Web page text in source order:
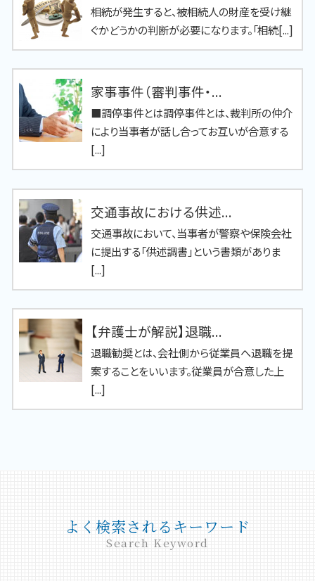
相続が発生すると、被相続人の財産を受け継
ぐかどうかの判断が必要になります。「相続[...]
家事事件（審判事件・...
■調停事件とは調停事件とは、裁判所の仲介
により当事者が話し合ってお互いが合意する
[...]
交通事故における供述...
交通事故において、当事者が警察や保険会社
に提出する「供述調書」という書類がありま
[...]
【弁護士が解説】退職...
退職勧奨とは、会社側から従業員へ退職を提
案することをいいます。従業員が合意した上
[...]
よく検索されるキーワード
Search Keyword